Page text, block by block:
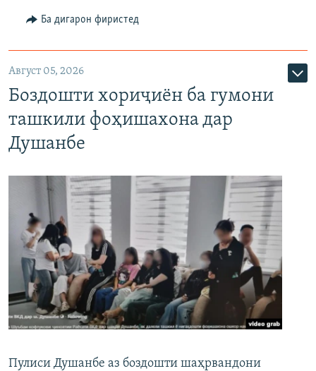
Ба дигарон фиристед
Август 05, 2026
Боздошти хориҷиён ба гумони
ташкили фоҳишахона дар
Душанбе
Пулиси Душанбе аз боздошти шаҳрвандони